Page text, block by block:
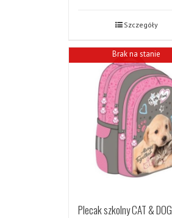
Szczegóły
Brak na stanie
Plecak szkolny CAT & DOG